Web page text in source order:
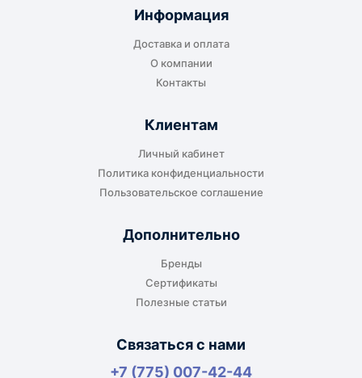
Информация
Доставка и оплата
О компании
Контакты
Клиентам
Личный кабинет
Политика конфиденциальности
Пользовательское соглашение
Дополнительно
Бренды
Сертификаты
Полезные статьи
Связаться с нами
+7 (775) 007-42-44